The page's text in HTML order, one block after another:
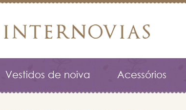
Vestidos de noiva Acessórios